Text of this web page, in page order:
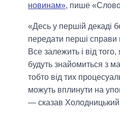
новинам», пише «Слово
«Десь у першій декаді
передати перші
Все залежить і від того,
будуть знайомиться з
тобто від тих
можуть вплинути на
— сказав